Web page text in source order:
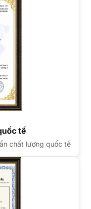
tế
chất lượng quốc tế